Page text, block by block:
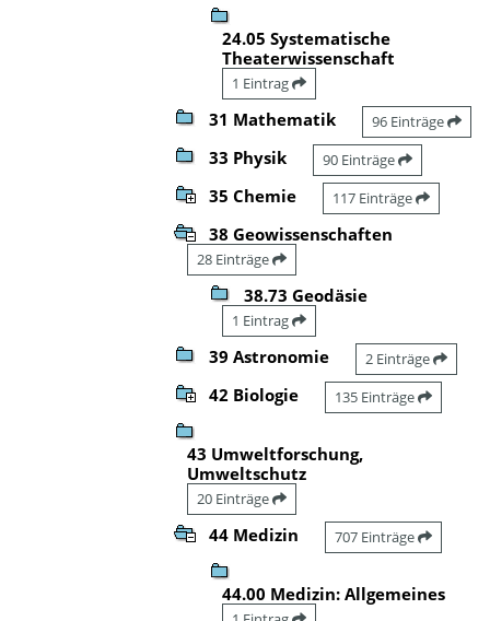
24.05 Systematische
Theaterwissenschaft
1 Eintrag
31 Mathematik 96 Einträge
33 Physik 90 Einträge
35 Chemie 117 Einträge
38 Geowissenschaften
28 Einträge
38.73 Geodäsie
1 Eintrag
39 Astronomie 2 Einträge
42 Biologie 135 Einträge
43 Umweltforschung,
Umweltschutz
20 Einträge
44 Medizin 707 Einträge
44.00 Medizin: Allgemeines